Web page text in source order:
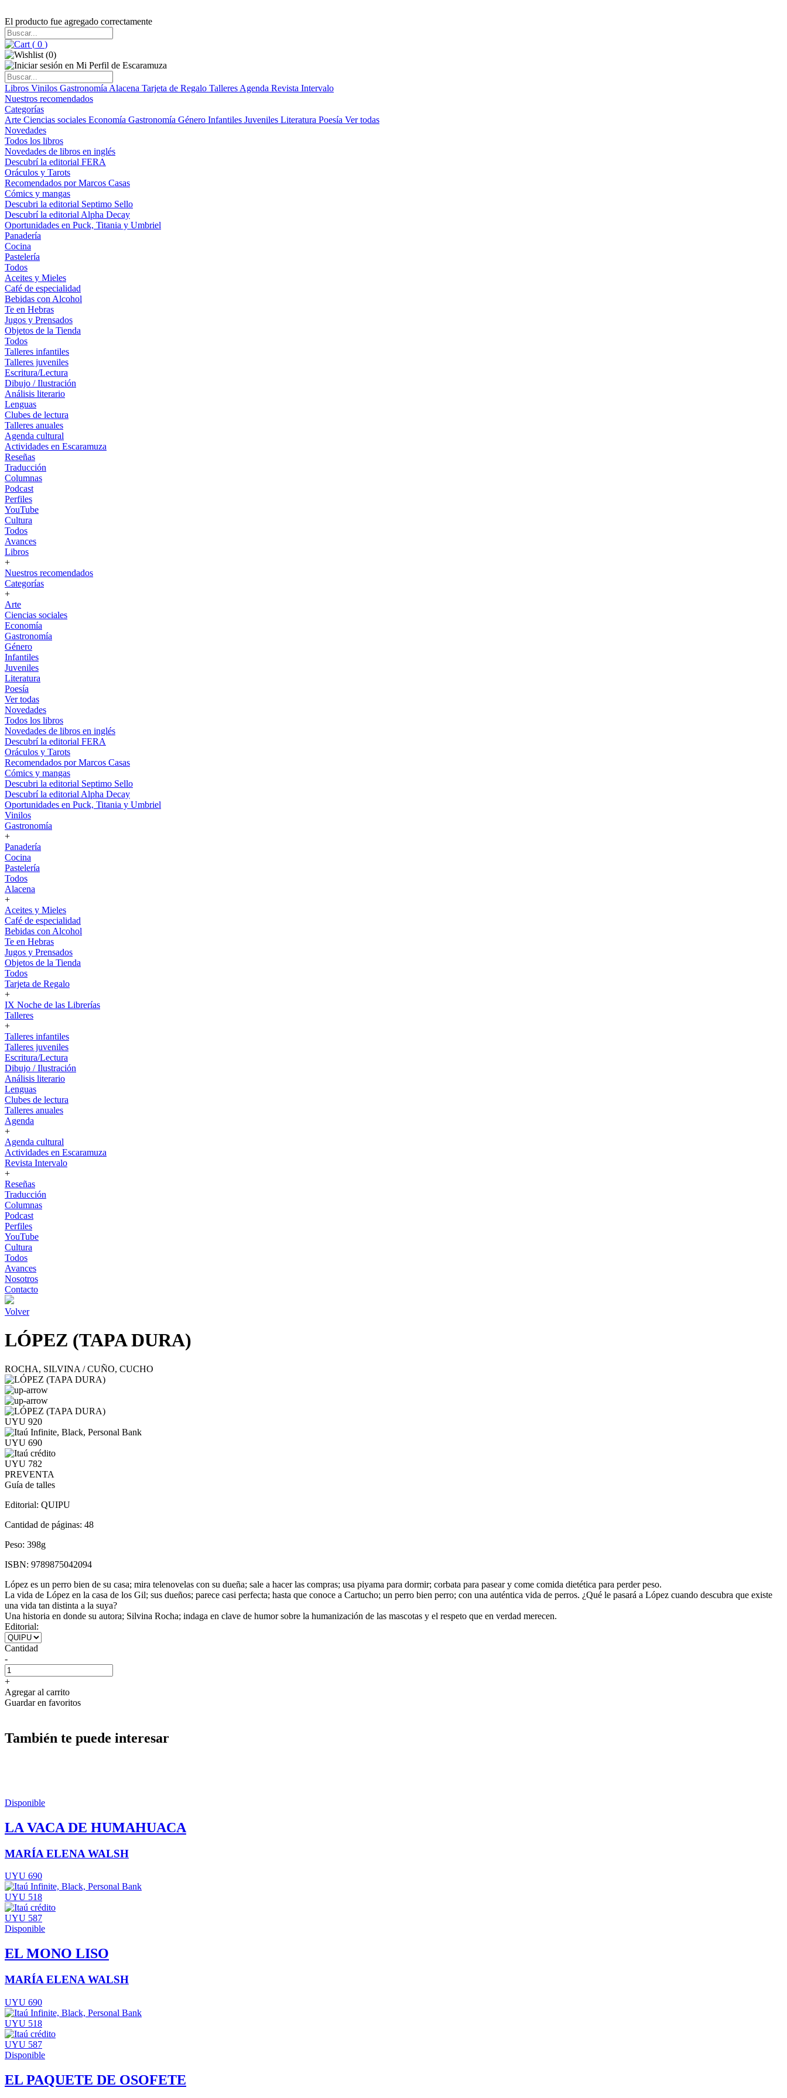
El producto fue agregado correctamente
( 0 )
(0)
Libros Vinilos Gastronomía Alacena Tarjeta de Regalo Talleres Agenda Revista Intervalo
Nuestros recomendados
Categorías
Arte Ciencias sociales Economía Gastronomía Género Infantiles Juveniles Literatura Poesía Ver todas
Novedades
Todos los libros
Novedades de libros en inglés
Descubrí la editorial FERA
Oráculos y Tarots
Recomendados por Marcos Casas
Cómics y mangas
Descubri la editorial Septimo Sello
Descubrí la editorial Alpha Decay
Oportunidades en Puck, Titania y Umbriel
Panadería
Cocina
Pastelería
Todos
Aceites y Mieles
Café de especialidad
Bebidas con Alcohol
Te en Hebras
Jugos y Prensados
Objetos de la Tienda
Todos
Talleres infantiles
Talleres juveniles
Escritura/Lectura
Dibujo / Ilustración
Análisis literario
Lenguas
Clubes de lectura
Talleres anuales
Agenda cultural
Actividades en Escaramuza
Reseñas
Traducción
Columnas
Podcast
Perfiles
YouTube
Cultura
Todos
Avances
Libros
+
Nuestros recomendados
Categorías
+
Arte
Ciencias sociales
Economía
Gastronomía
Género
Infantiles
Juveniles
Literatura
Poesía
Ver todas
Novedades
Todos los libros
Novedades de libros en inglés
Descubrí la editorial FERA
Oráculos y Tarots
Recomendados por Marcos Casas
Cómics y mangas
Descubri la editorial Septimo Sello
Descubrí la editorial Alpha Decay
Oportunidades en Puck, Titania y Umbriel
Vinilos
Gastronomía
+
Panadería
Cocina
Pastelería
Todos
Alacena
+
Aceites y Mieles
Café de especialidad
Bebidas con Alcohol
Te en Hebras
Jugos y Prensados
Objetos de la Tienda
Todos
Tarjeta de Regalo
+
IX Noche de las Librerías
Talleres
+
Talleres infantiles
Talleres juveniles
Escritura/Lectura
Dibujo / Ilustración
Análisis literario
Lenguas
Clubes de lectura
Talleres anuales
Agenda
+
Agenda cultural
Actividades en Escaramuza
Revista Intervalo
+
Reseñas
Traducción
Columnas
Podcast
Perfiles
YouTube
Cultura
Todos
Avances
Nosotros
Contacto
Volver
LÓPEZ (TAPA DURA)
ROCHA, SILVINA / CUÑO, CUCHO
UYU 920
UYU 690
UYU 782
PREVENTA
Guía de talles
Editorial: QUIPU
Cantidad de páginas: 48
Peso: 398g
ISBN: 9789875042094
López es un perro bien de su casa; mira telenovelas con su dueña; sale a hacer las compras; usa piyama para dormir; corbata para pasear y come comida dietética para perder peso.
La vida de López en la casa de los Gil; sus dueños; parece casi perfecta; hasta que conoce a Cartucho; un perro bien perro; con una auténtica vida de perros. ¿Qué le pasará a López cuando descubra que existe
una vida tan distinta a la suya?
Una historia en donde su autora; Silvina Rocha; indaga en clave de humor sobre la humanización de las mascotas y el respeto que en verdad merecen.
Editorial:
Cantidad
-
+
Agregar al carrito
Guardar en favoritos
También te puede interesar
Disponible
LA VACA DE HUMAHUACA
MARÍA ELENA WALSH
UYU 690
UYU 518
UYU 587
Disponible
EL MONO LISO
MARÍA ELENA WALSH
UYU 690
UYU 518
UYU 587
Disponible
EL PAQUETE DE OSOFETE